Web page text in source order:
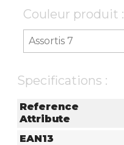
Couleur produit :
Specifications :
Reference
Attribute
EAN13